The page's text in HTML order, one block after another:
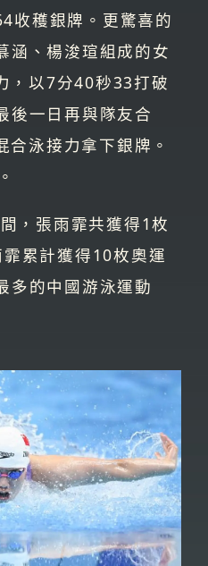
收穫銀牌。更驚喜的
涵、楊浚瑄組成的女
，以7分40秒33打破
後一日再與隊友合
泳接力拿下銀牌。
，張雨霏共獲得1枚
累計獲得10枚奧運
多的中國游泳運動